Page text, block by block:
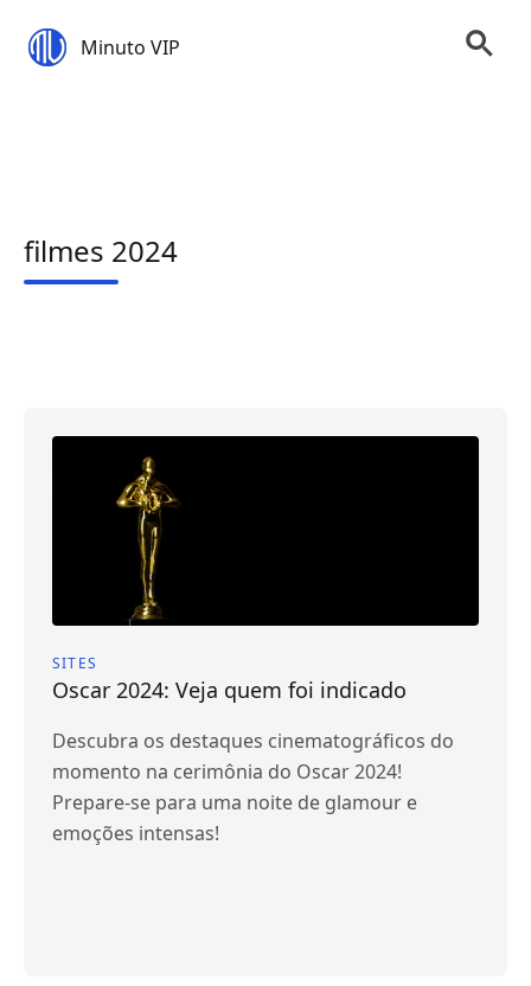
Minuto VIP
filmes 2024
SITES
Oscar 2024: Veja quem foi indicado
Descubra os destaques cinematográficos do
momento na cerimônia do Oscar 2024!
Prepare-se para uma noite de glamour e
emoções intensas!